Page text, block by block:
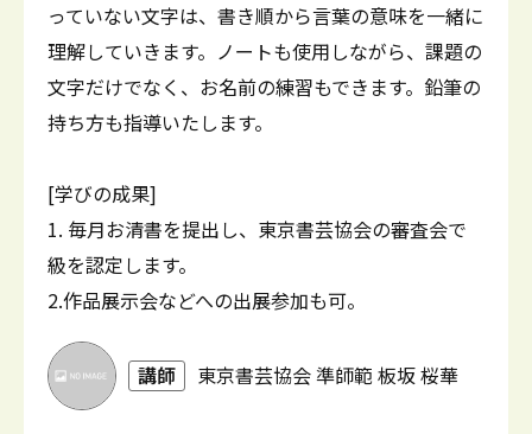
っていない文字は、書き順から言葉の意味を一緒に
理解していきます。ノートも使用しながら、課題の
文字だけでなく、お名前の練習もできます。鉛筆の
持ち方も指導いたします。
[学びの成果]
1. 毎月お清書を提出し、東京書芸協会の審査会で
級を認定します。
2.作品展示会などへの出展参加も可。
講師 東京書芸協会 準師範 板坂 桜華